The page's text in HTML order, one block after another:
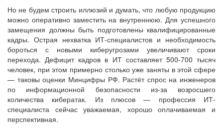
Но не будем строить иллюзий и думать, что любую продукцию
можно оперативно заместить на внутреннюю. Для успешного
замещения должны быть подготовлены квалифицированные
кадры. Острая нехватка ИТ-специалистов и необходимость
бороться с новыми киберугрозами увеличивают сроки
перехода. Дефицит кадров в ИТ составляет 500-700 тысяч
человек, при этом примерно столько уже заняты в этой сфере
— таковы оценки Минцифры РФ. Растёт спрос на инженеров
по информационной безопасности из-за возросшего
количества кибератак. Из плюсов — профессия ИТ-
специалиста сейчас уважаемая, хорошо оплачиваемая и
перспективная.